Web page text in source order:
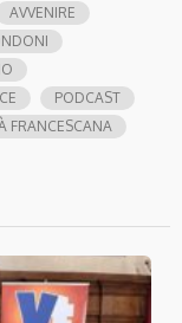
AVVENIRE
PODCAST
FRANCESCANA